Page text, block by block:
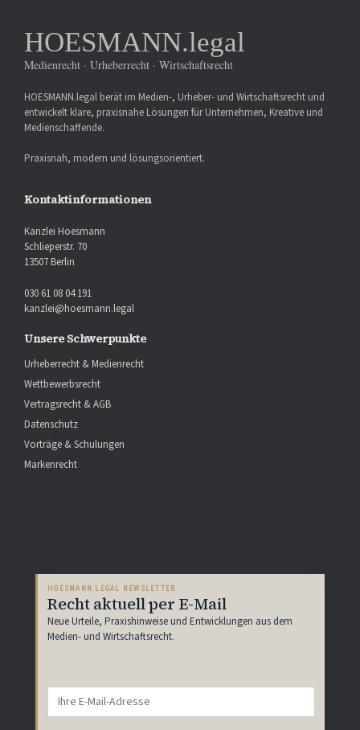
HOESMANN.legal
Medienrecht · Urheberrecht · Wirtschaftsrecht
HOESMANN.legal berät im Medien-, Urheber- und Wirtschaftsrecht und
entwickelt klare, praxisnahe Lösungen für Unternehmen, Kreative und
Medienschaffende.
Praxisnah, modern und lösungsorientiert.
Kontaktinformationen
Kanzlei Hoesmann
Schlieperstr. 70
13507 Berlin
030 61 08 04 191
kanzlei@hoesmann.legal
Unsere Schwerpunkte
Urheberrecht & Medienrecht
Wettbewerbsrecht
Vertragsrecht & AGB
Datenschutz
Vorträge & Schulungen
Markenrecht
HOESMANN.LEGAL NEWSLETTER
Recht aktuell per E-Mail
Neue Urteile, Praxishinweise und Entwicklungen aus dem
Medien- und Wirtschaftsrecht.